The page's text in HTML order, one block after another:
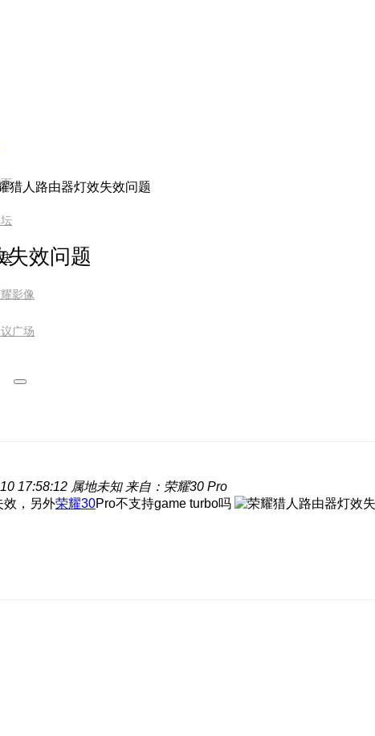
影像
广场
猎人路由器灯效失效问题
失效问题
17:58:12 属地未知 来自：荣耀30 Pro
效，另外荣耀30Pro不支持game turbo吗